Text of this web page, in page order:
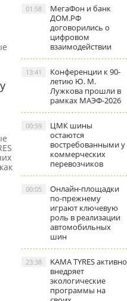
МегаФон и банк
ДОМ.РФ
договорились о
цифровом
взаимодействии
01:58
Конференции к 90-
летию Ю. М.
Лужкова прошли в
рамках МАЭФ-2026
13:41
ЦМК шины
остаются
востребованными у
коммерческих
перевозчиков
00:59
Онлайн-площадки
по-прежнему
играют ключевую
роль в реализации
автомобильных
шин
00:05
KAMA TYRES активно
внедряет
экологические
программы на
23:38